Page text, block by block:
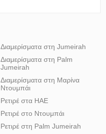
Διαμερίσματα στη Jumeirah
Διαμερίσματα στη Palm
Jumeirah
Διαμερίσματα στη Μαρίνα
Ντουμπάι
Ρετιρέ στα ΗΑΕ
Ρετιρέ στο Ντουμπάι
Ρετιρέ στη Palm Jumeirah